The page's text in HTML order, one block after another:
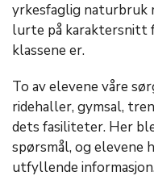
yrkesfaglig naturbruk
lurte på karaktersnitt
klassene er.
To av elevene våre
ridehaller, gymsal,
dets fasiliteter. Her
spørsmål, og elevene
utfyllende